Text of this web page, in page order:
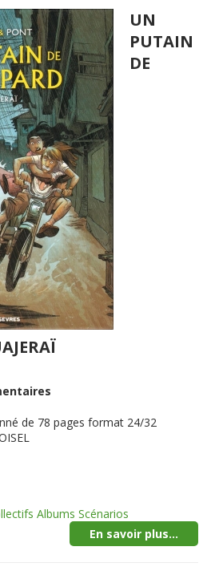
UN
PUTAIN
DE
de 78 pages format 24/32
Albums Scénarios
En savoir plus...